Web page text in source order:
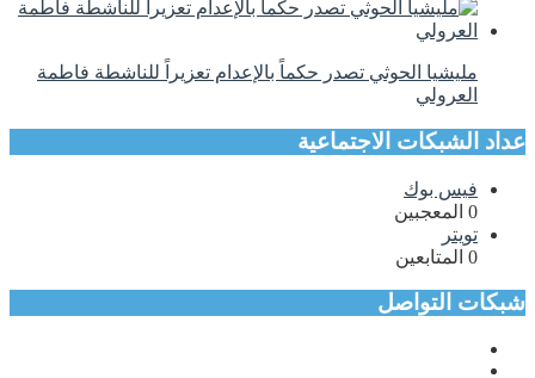
مليشيا الحوثي تصدر حكماً بالإعدام تعزيراً للناشطة فاطمة
العرولي
عداد الشبكات الاجتماعية
فيس بوك
0 المعجبين
تويتر
0 المتابعين
شبكات التواصل